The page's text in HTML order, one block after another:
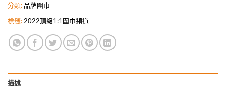
分類: 品牌圍巾
標籤: 2022頂級1:1圍巾頻道
描述